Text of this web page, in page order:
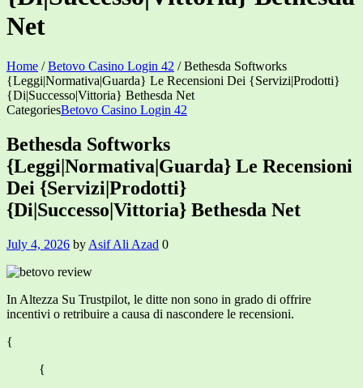
Net
Home /Betovo Casino Login 42 /Bethesda Softworks
{Leggi|Normativa|Guarda} Le Recensioni Dei {Servizi|Prodotti}
{Di|Successo|Vittoria} Bethesda Net
CategoriesBetovo Casino Login 42
Bethesda Softworks
{Leggi|Normativa|Guarda} Le Recensioni
Dei {Servizi|Prodotti}
{Di|Successo|Vittoria} Bethesda Net
July 4, 2026 by Asif Ali Azad 0
In Altezza Su Trustpilot, le ditte non sono in grado di offrire
incentivi o retribuire a causa di nascondere le recensioni.
{
{